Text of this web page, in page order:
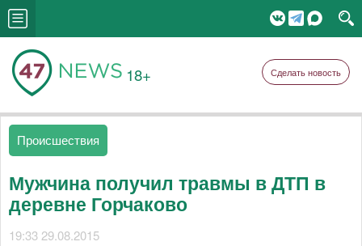
18+ Сделать новость
Происшествия
Мужчина получил травмы в ДТП в
деревне Горчаково
19:33 29.08.2015